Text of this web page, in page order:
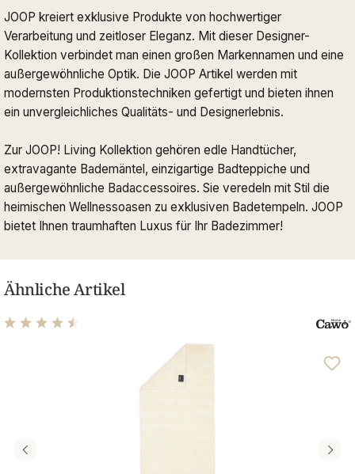
JOOP kreiert exklusive Produkte von hochwertiger
Verarbeitung und zeitloser Eleganz. Mit dieser Designer-
Kollektion verbindet man einen großen Markennamen und eine
außergewöhnliche Optik. Die JOOP Artikel werden mit
modernsten Produktionstechniken gefertigt und bieten ihnen
ein unvergleichliches Qualitäts- und Designerlebnis.
Zur JOOP! Living Kollektion gehören edle Handtücher,
extravagante Bademäntel, einzigartige Badteppiche und
außergewöhnliche Badaccessoires. Sie veredeln mit Stil die
heimischen Wellnessoasen zu exklusiven Badetempeln. JOOP
bietet Ihnen traumhaften Luxus für Ihr Badezimmer!
Ähnliche Artikel
Durchschnittliche Bewertung von 4.61 von 5 Sternen